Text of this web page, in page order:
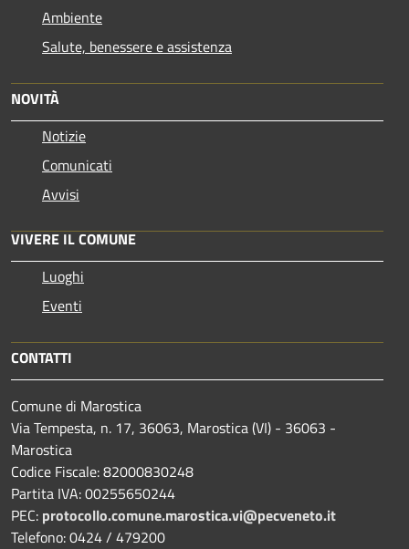
Ambiente
Salute, benessere e assistenza
NOVITÀ
Notizie
Comunicati
Avvisi
VIVERE IL COMUNE
Luoghi
Eventi
CONTATTI
Comune di Marostica
Via Tempesta, n. 17, 36063, Marostica (VI) - 36063 -
Marostica
Codice Fiscale: 82000830248
Partita IVA: 00255650244
PEC: protocollo.comune.marostica.vi@pecveneto.it
Telefono: 0424 / 479200